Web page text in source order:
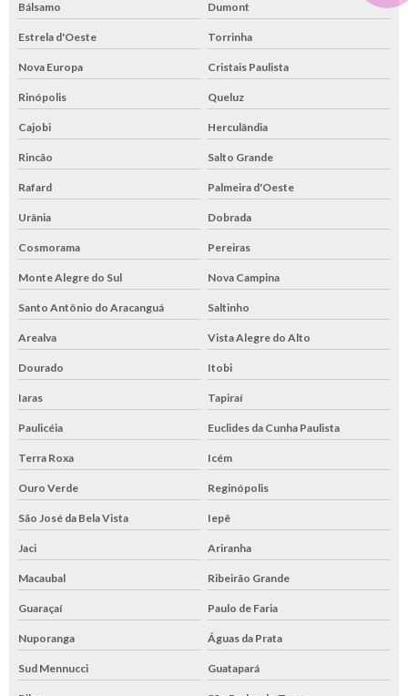
Bálsamo Dumont
Estrela d'Oeste Torrinha
Nova Europa Cristais Paulista
Rinópolis Queluz
Cajobi Herculândia
Rincão Salto Grande
Rafard Palmeira d'Oeste
Urânia Dobrada
Cosmorama Pereiras
Monte Alegre do Sul Nova Campina
Santo Antônio do Aracanguá Saltinho
Arealva Vista Alegre do Alto
Dourado Itobi
Iaras Tapiraí
Paulicéia Euclides da Cunha Paulista
Terra Roxa Icém
Ouro Verde Reginópolis
São José da Bela Vista Iepê
Jaci Ariranha
Macaubal Ribeirão Grande
Guaraçaí Paulo de Faria
Nuporanga Águas da Prata
Sud Mennucci Guatapará